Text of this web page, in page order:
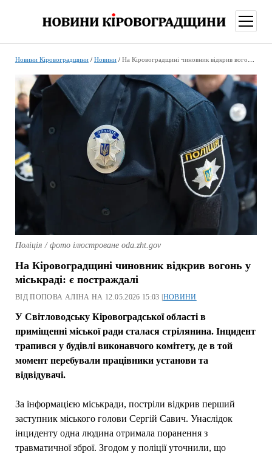
меню
Новини Кіровоградщини/ Новини/ На Кіровоградщині чиновник відкрив вогонь у міськраді: є постраждалі
Поліція / фото ілюстроване oda.zht.gov
На Кіровоградщині чиновник відкрив вогонь у
міськраді: є постраждалі
ВІД ПОПОВА АЛІНА НА 12.05.2026 15:03 | НОВИНИ
У Світловодську Кіровоградської області в
приміщенні міської ради сталася стрілянина. Інцидент
трапився у будівлі виконавчого комітету, де в той
момент перебували працівники установи та
відвідувачі.
За інформацією міськради, постріли відкрив перший
заступник міського голови Сергій Савич. Унаслідок
інциденту одна людина отримала поранення з
травматичної зброї. Згодом у поліції уточнили, що